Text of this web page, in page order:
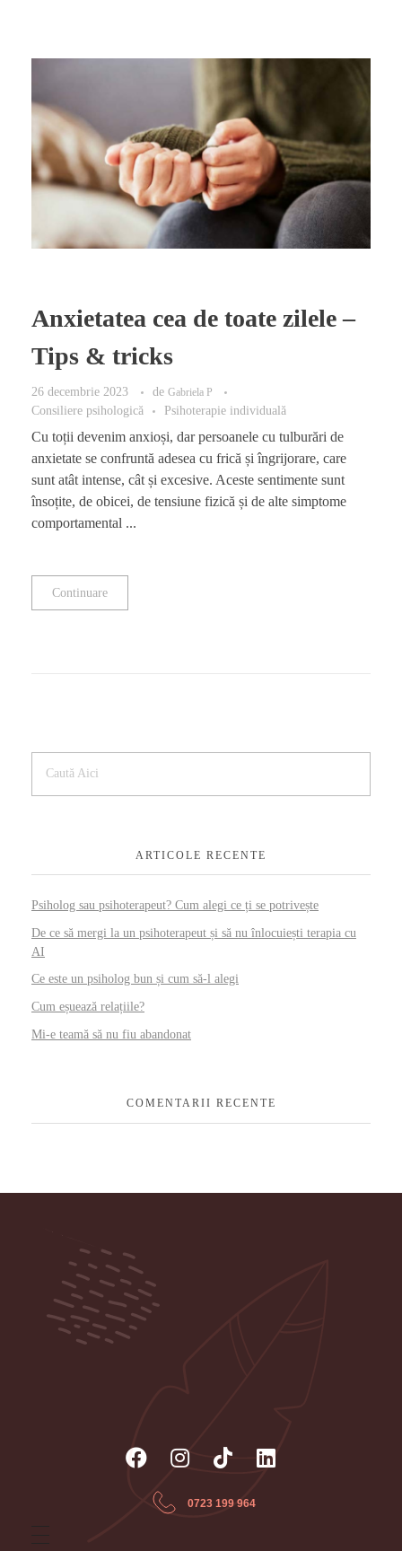
Anxietatea cea de toate zilele –
Tips & tricks
26 decembrie 2023 de Gabriela P
Consiliere psihologică Psihoterapie individuală
Cu toții devenim anxioși, dar persoanele cu tulburări de
anxietate se confruntă adesea cu frică și îngrijorare, care
sunt atât intense, cât și excesive. Aceste sentimente sunt
însoțite, de obicei, de tensiune fizică și de alte simptome
comportamental ...
Continuare
ARTICOLE RECENTE
Psiholog sau psihoterapeut? Cum alegi ce ți se potrivește
De ce să mergi la un psihoterapeut și să nu înlocuiești terapia cu
AI
Ce este un psiholog bun și cum să-l alegi
Cum eșuează relațiile?
Mi-e teamă să nu fiu abandonat
COMENTARII RECENTE
Psiholog Gabriela Presadă - Cabinet
individual de Psihologie și Psihoterapie
0723 199 964